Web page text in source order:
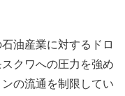
油産業に対するドロ
クワへの圧力を強め
の流通を制限してい